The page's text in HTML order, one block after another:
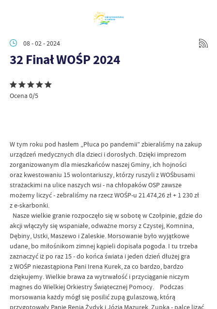
08 - 02 - 2024
32 Finał WOŚP 2024
Ocena 0/5
W tym roku pod hasłem „Płuca po pandemii” zbieraliśmy na zakup
urządzeń medycznych dla dzieci i dorosłych. Dzięki imprezom
zorganizowanym dla mieszkańców naszej Gminy, ich hojności
oraz kwestowaniu 15 wolontariuszy, którzy ruszyli z WOŚbusami
strażackimi na ulice naszych wsi - na chłopaków OSP zawsze
możemy liczyć - zebraliśmy na rzecz WOŚP-u 21.474,26 zł + 1 230 zł
z e-skarbonki.
Nasze wielkie granie rozpoczęło się w sobotę w Czołpinie, gdzie do
akcji włączyły się wspaniałe, odważne morsy z Czystej, Komnina,
Dębiny, Ustki, Maszewo i Zaleskie. Morsowanie było wyjątkowe
udane, bo miłośnikom zimnej kąpieli dopisała pogoda. I tu trzeba
zaznaczyć iż po raz 15 - do końca świata i jeden dzień dłużej gra
z WOŚP niezastąpiona Pani Irena Kurek, za co bardzo, bardzo
dziękujemy. Wielkie brawa za wytrwałość i przyciąganie niczym
magnes do Wielkiej Orkiestry Świątecznej Pomocy. Podczas
morsowania każdy mógł się posilić zupą gulaszową, którą
przygotowały Panie Renia Żydyk i Józia Mazurek. Zupka - palce lizać.